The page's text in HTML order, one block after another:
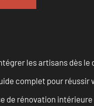
les artisans dès le
complet pour réussir
de rénovation intérieure